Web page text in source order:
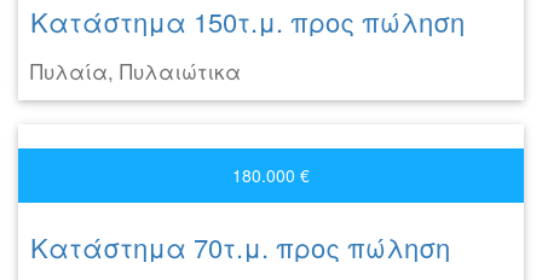
Κατάστημα 150τ.μ. προς πώληση
Πυλαία, Πυλαιώτικα
180.000 €
Κατάστημα 70τ.μ. προς πώληση